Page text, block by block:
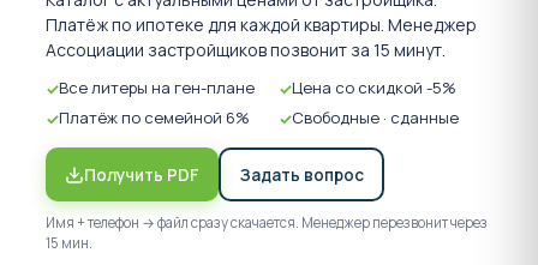
официальном сайте и в отделе продаж Ассоциации
застройщиков. По всем вопросам обращайтесь по
онлайн-чате на этой странице.
Платёж по ипотеке для каждой квартиры. Менеджер
Ассоциации застройщиков позвонит за 15 минут.
Все литеры на ген-плане
Цена со скидкой -5%
Платёж по семейной 6%
Свободные · сданные
Получить PDF Задать вопрос
Имя + телефон → файл сразу скачается. Менеджер перезвонит через
15 мин.